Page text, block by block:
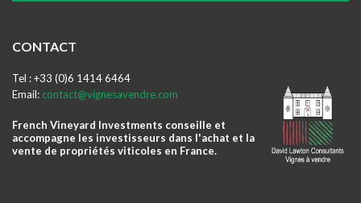
CONTACT
Tel : +33 (0)6 1414 6464
Email: contact@vignesavendre.com
French Vineyard Investments conseille et
accompagne les investisseurs dans l'achat et la
vente de propriétés viticoles en France.